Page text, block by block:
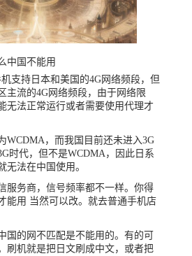
中国不能用
支持日本和美国的4G网络频段，但
主流的4G网络频段，由于网络限
无法正常运行或者需要使用代理才
WCDMA，而我国目前还未进入3G
时代，但不是WCDMA，因此日系
无法在中国使用。
服务商，信号频率都不一样。你得
能用 当然可以改。就去普通手机店
国的网不匹配是不能用的。有的可
刷机就是把日文刷成中文，或者把